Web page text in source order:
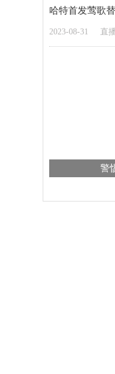
哈特首发莺歌
2023-08-31 直
警